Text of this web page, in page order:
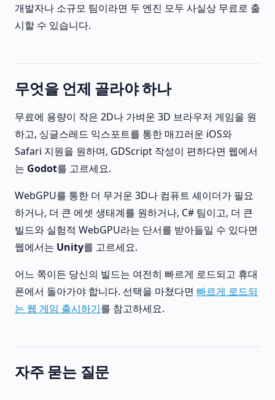
개발자나 소규모 팀이라면 두 엔진 모두 사실상 무료로 출
시할 수 있습니다.
무엇을 언제 골라야 하나
무료에 용량이 작은 2D나 가벼운 3D 브라우저 게임을 원
하고, 싱글스레드 익스포트를 통한 매끄러운 iOS와
Safari 지원을 원하며, GDScript 작성이 편하다면 웹에서
는 Godot를 고르세요.
WebGPU를 통한 더 무거운 3D나 컴퓨트 셰이더가 필요
하거나, 더 큰 에셋 생태계를 원하거나, C# 팀이고, 더 큰
빌드와 실험적 WebGPU라는 단서를 받아들일 수 있다면
웹에서는 Unity를 고르세요.
어느 쪽이든 당신의 빌드는 여전히 빠르게 로드되고 휴대
폰에서 돌아가야 합니다. 선택을 마쳤다면 빠르게 로드되
는 웹 게임 출시하기를 참고하세요.
자주 묻는 질문